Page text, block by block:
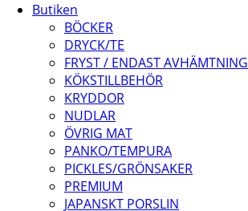
Butiken
BÖCKER
DRYCK/TE
FRYST / ENDAST AVHÄMTNING
KÖKSTILLBEHÖR
KRYDDOR
NUDLAR
ÖVRIG MAT
PANKO/TEMPURA
PICKLES/GRÖNSAKER
PREMIUM
JAPANSKT PORSLIN